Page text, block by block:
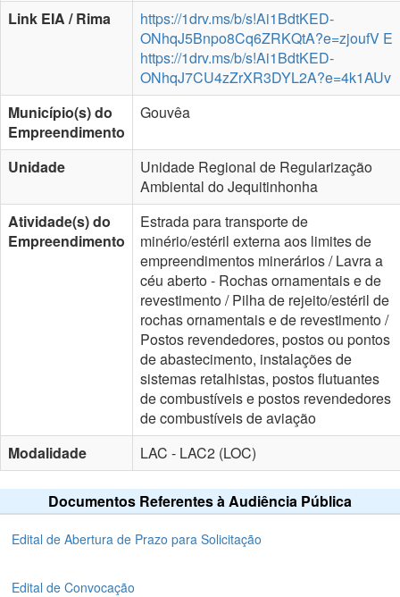
Link EIA / Rima
https://1drv.ms/b/s!Ai1BdtKED-
ONhqJ5Bnpo8Cq6ZRKQtA?e=zjoufV E
https://1drv.ms/b/s!Ai1BdtKED-
ONhqJ7CU4zZrXR3DYL2A?e=4k1AUv
Município(s) do
Empreendimento
Gouvêa
Unidade
Unidade Regional de Regularização
Ambiental do Jequitinhonha
Atividade(s) do
Empreendimento
Estrada para transporte de
minério/estéril externa aos limites de
empreendimentos minerários / Lavra a
céu aberto - Rochas ornamentais e de
revestimento / Pilha de rejeito/estéril de
rochas ornamentais e de revestimento /
Postos revendedores, postos ou pontos
de abastecimento, instalações de
sistemas retalhistas, postos flutuantes
de combustíveis e postos revendedores
de combustíveis de aviação
Modalidade
LAC - LAC2 (LOC)
Documentos Referentes à Audiência Pública
Edital de Abertura de Prazo para Solicitação
Edital de Convocação